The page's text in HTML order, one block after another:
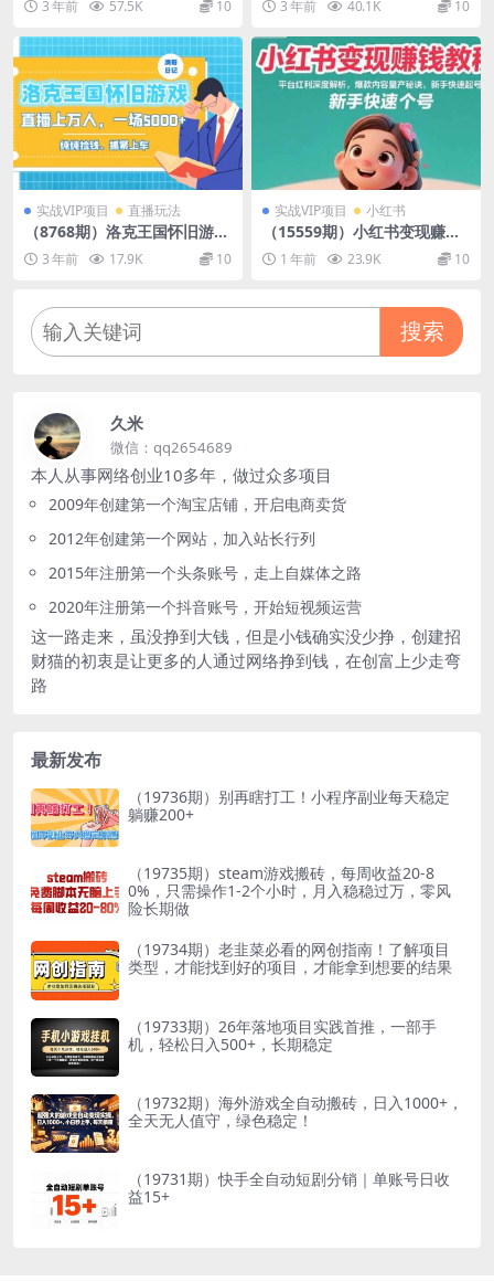
店铺免费流量（87节视频课）
3 年前 57.5K 10
品系统课 方法技巧·一站式提
升
3 年前 40.1K 10
实战VIP项目 直播玩法
（8768期）洛克王国怀旧游戏
无人直播，年轻受众超多，一
场直播上万人，日入5000+
3 年前 17.9K 10
实战VIP项目 小红书
（15559期）小红书变现赚钱
教程：平台红利深度解析，爆
款内容量产秘诀，新手快速起
1 年前 23.9K 10
搜索
久米
微信：qq2654689
本人从事网络创业10多年，做过众多项目
2009年创建第一个淘宝店铺，开启电商卖货
2012年创建第一个网站，加入站长行列
2015年注册第一个头条账号，走上自媒体之路
2020年注册第一个抖音账号，开始短视频运营
这一路走来，虽没挣到大钱，但是小钱确实没少挣，创建招
财猫的初衷是让更多的人通过网络挣到钱，在创富上少走弯
路
最新发布
（19736期）别再瞎打工！小程序副业每天稳定
躺赚200+
（19735期）steam游戏搬砖，每周收益20-8
0%，只需操作1-2个小时，月入稳稳过万，零风
险长期做
（19734期）老韭菜必看的网创指南！了解项目
类型，才能找到好的项目，才能拿到想要的结果
（19733期）26年落地项目实践首推，一部手
机，轻松日入500+，长期稳定
（19732期）海外游戏全自动搬砖，日入1000+，
全天无人值守，绿色稳定！
（19731期）快手全自动短剧分销｜单账号日收
益15+